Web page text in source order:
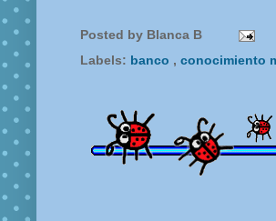
Posted by Blanca B
Labels: banco , conocimiento